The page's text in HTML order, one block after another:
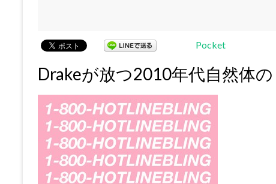
Pocket
Drakeが放つ2010年代自然体